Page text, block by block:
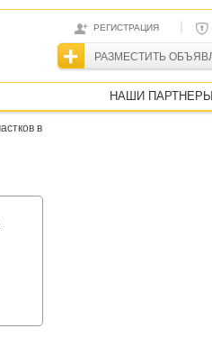
РЕГИСТРАЦИЯ |
РАЗМЕСТИТЬ
НАШИ ПАРТНЕРЫ
в